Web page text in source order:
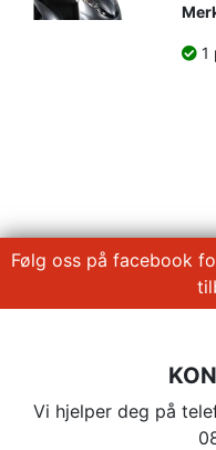
1
Følg oss på facebook
Vi hjelper deg på